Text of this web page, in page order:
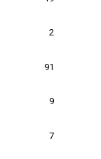
2
91
9
7